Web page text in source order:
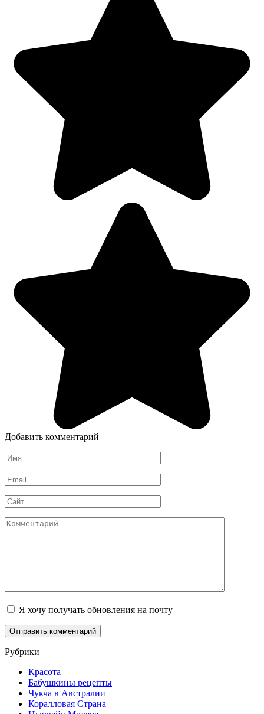
Добавить комментарий
Имя
*
Email
*
Сайт
Комментарий
Я хочу получать обновления на почту
Рубрики
Красота
Бабушкины рецепты
Чукча в Австралии
Коралловая Страна